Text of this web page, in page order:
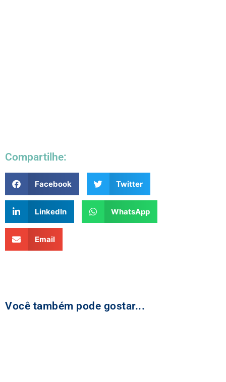
Compartilhe:
Facebook Twitter
LinkedIn WhatsApp
Email
Você também pode gostar...